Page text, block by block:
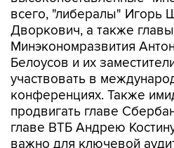
всего, "либералы" Игорь
Дворкович, а также
Минэкономразвития
Белоусов и их
участвовать в
конференциях. Также
продвигать главе
главе ВТБ Андрею
важно для ключевой